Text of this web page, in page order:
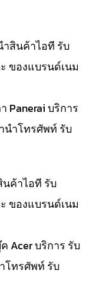
ำสินค้าไอที รับ
ของแบรนด์เนม
Panerai บริการ
นำโทรศัพท์ รับ
ค้าไอที รับ
ของแบรนด์เนม
Acer บริการ รับ
โทรศัพท์ รับ